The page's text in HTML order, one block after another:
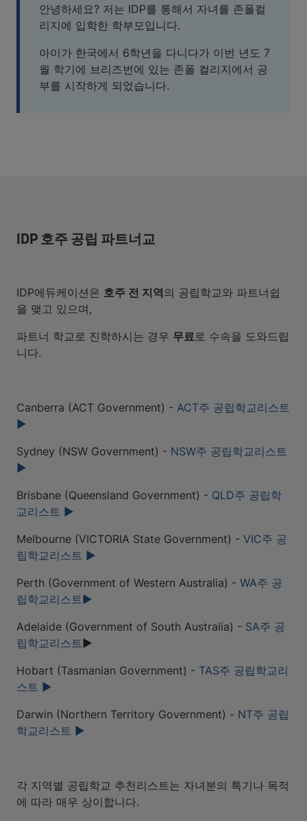
안녕하세요? 저는 IDP를 통해서 자녀를 존폴컬
리지에 입학한 학부모입니다.
아이가 한국에서 6학년을 다니다가 이번 년도 7
월 학기에 브리즈번에 있는 존폴 컬리지에서 공
부를 시작하게 되었습니다.
IDP 호주 공립 파트너교
IDP에듀케이션은 호주 전 지역의 공립학교와 파트너쉽
을 맺고 있으며,
파트너 학교로 진학하시는 경우 무료 로 수속을 도와드립
니다.
Canberra (ACT Government) - ACT주 공립학교리스트
▶
Sydney (NSW Government) - NSW주 공립학교리스트
▶
Brisbane (Queensland Government) - QLD주 공립학
교리스트 ▶
Melbourne (VICTORIA State Government) - VIC주 공
립학교리스트 ▶
Perth (Government of Western Australia) - WA주 공
립학교리스트▶
Adelaide (Government of South Australia) - SA주 공
립학교리스트 ▶
Hobart (Tasmanian Government) - TAS주 공립학교리
스트 ▶
Darwin (Northern Territory Government) - NT주 공립
학교리스트 ▶
각 지역별 공립학교 추천리스트는 자녀분의 특기나 목적
에 따라 매우 상이합니다.